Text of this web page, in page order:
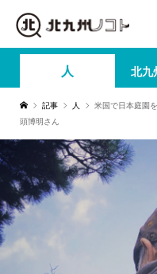
人 北九
記事 人
米国で日本庭園
頭博明さん